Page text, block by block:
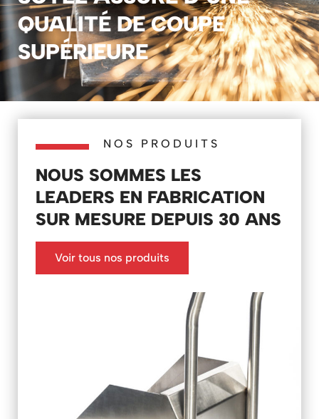
QUALITÉ DECOUPE
SUPÉRIEURE
NOS PRODUITS
NOUS SOMMES LES
LEADERS EN FABRICATION
SUR MESURE DEPUIS 30 ANS
Voir tous nos produits